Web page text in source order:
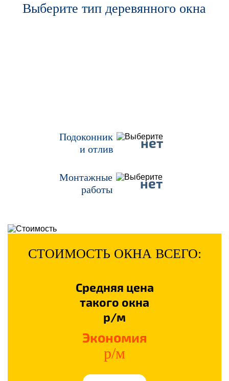
Выберите тип деревянного окна
Подоконник
и отлив
нет
Монтажные
работы
нет
СТОИМОСТЬ ОКНА ВСЕГО:
Средняя цена
такого окна
р/м
Экономия
р/м